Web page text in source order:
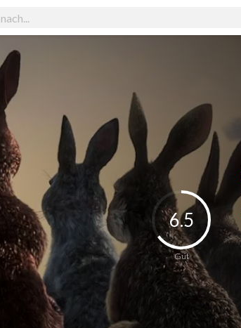
Gut
6.5